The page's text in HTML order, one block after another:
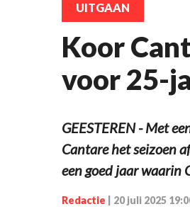
UITGAAN
Koor
voor 25-
GEESTEREN - Met
Cantare het seizoen
een goed jaar waarin
Redactie 20 juli 2025